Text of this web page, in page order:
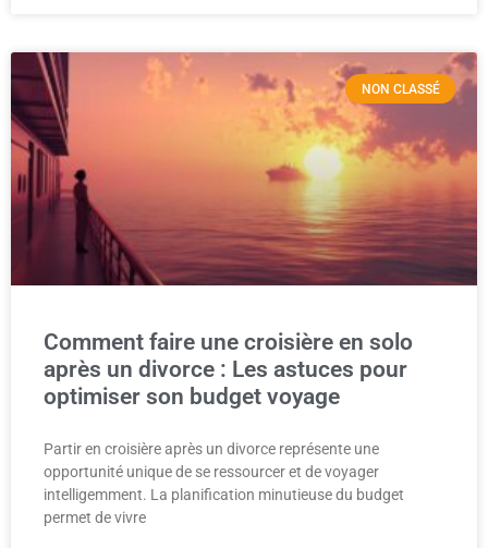
NON CLASSÉ
Comment faire une croisière en solo
après un divorce : Les astuces pour
optimiser son budget voyage
Partir en croisière après un divorce représente une
opportunité unique de se ressourcer et de voyager
intelligemment. La planification minutieuse du budget
permet de vivre